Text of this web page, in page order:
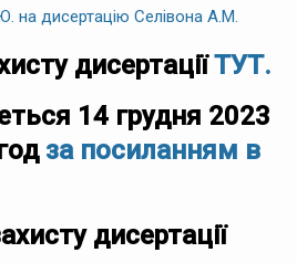
на дисертацію Селівона А.М.
дисертаціїТУТ.
14 грудня 2023
за посиланням в
дисертації